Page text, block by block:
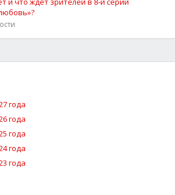
года
года
года
года
года